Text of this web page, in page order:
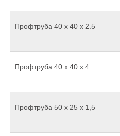
Профтруба 40 x 40 x 2.5
Профтруба 40 х 40 х 4
Профтруба 50 х 25 х 1,5